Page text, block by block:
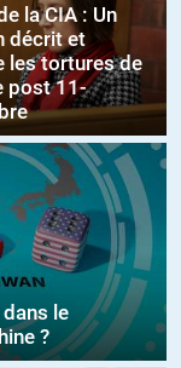
la CIA : Un
décrit et
les tortures de
post 11-
le
?